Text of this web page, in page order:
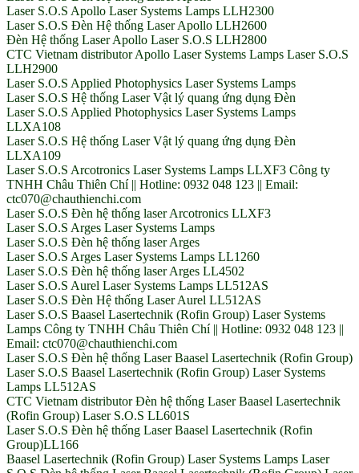
Laser S.O.S Apollo Laser Systems Lamps LLH2300
Laser S.O.S Đèn Hệ thống Laser Apollo LLH2600
Đèn Hệ thống Laser Apollo Laser S.O.S LLH2800
CTC Vietnam distributor Apollo Laser Systems Lamps Laser S.O.S
LLH2900
Laser S.O.S Applied Photophysics Laser Systems Lamps
Laser S.O.S Hệ thống Laser Vật lý quang ứng dụng Đèn
Laser S.O.S Applied Photophysics Laser Systems Lamps
LLXA108
Laser S.O.S Hệ thống Laser Vật lý quang ứng dụng Đèn
LLXA109
Laser S.O.S Arcotronics Laser Systems Lamps LLXF3 Công ty
TNHH Châu Thiên Chí || Hotline: 0932 048 123 || Email:
ctc070@chauthienchi.com
Laser S.O.S Đèn hệ thống laser Arcotronics LLXF3
Laser S.O.S Arges Laser Systems Lamps
Laser S.O.S Đèn hệ thống laser Arges
Laser S.O.S Arges Laser Systems Lamps LL1260
Laser S.O.S Đèn hệ thống laser Arges LL4502
Laser S.O.S Aurel Laser Systems Lamps LL512AS
Laser S.O.S Đèn Hệ thống Laser Aurel LL512AS
Laser S.O.S Baasel Lasertechnik (Rofin Group) Laser Systems
Lamps Công ty TNHH Châu Thiên Chí || Hotline: 0932 048 123 ||
Email: ctc070@chauthienchi.com
Laser S.O.S Đèn hệ thống Laser Baasel Lasertechnik (Rofin Group)
Laser S.O.S Baasel Lasertechnik (Rofin Group) Laser Systems
Lamps LL512AS
CTC Vietnam distributor Đèn hệ thống Laser Baasel Lasertechnik
(Rofin Group) Laser S.O.S LL601S
Laser S.O.S Đèn hệ thống Laser Baasel Lasertechnik (Rofin
Group)LL166
Baasel Lasertechnik (Rofin Group) Laser Systems Lamps Laser